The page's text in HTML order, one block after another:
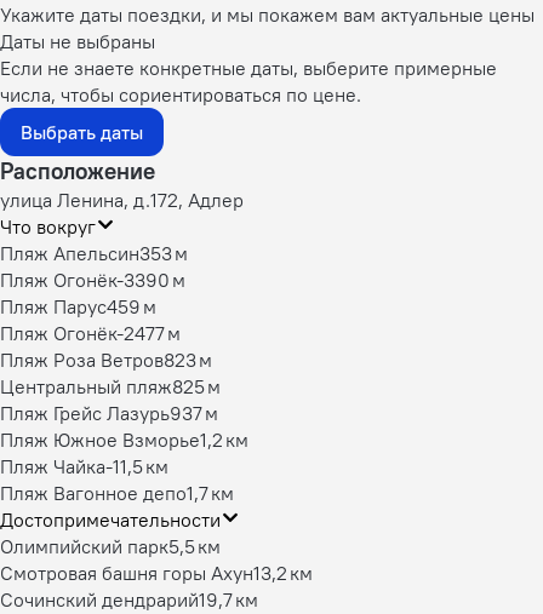
Укажите даты поездки, и мы покажем вам актуальные цены
Даты не выбраны
Если не знаете конкретные даты, выберите примерные
числа, чтобы сориентироваться по цене.
Выбрать даты
Расположение
улица Ленина, д.172, Адлер
Что вокруг
Пляж Апельсин353 м
Пляж Огонёк-3390 м
Пляж Парус459 м
Пляж Огонёк-2477 м
Пляж Роза Ветров823 м
Центральный пляж825 м
Пляж Грейс Лазурь937 м
Пляж Южное Взморье1,2 км
Пляж Чайка-11,5 км
Пляж Вагонное депо1,7 км
Достопримечательности
Олимпийский парк5,5 км
Смотровая башня горы Ахун13,2 км
Сочинский дендрарий19,7 км